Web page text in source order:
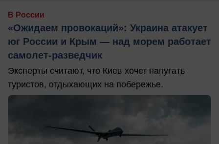
В России
«Ожидаем провокаций»: Украина атакует
юг России и Крым — над морем работает
самолет-разведчик
Эксперты считают, что Киев хочет напугать
туристов, отдыхающих на побережье.